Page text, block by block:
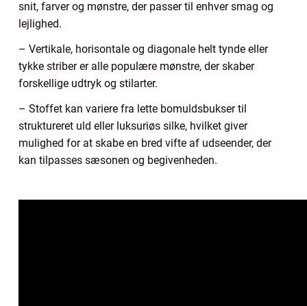
snit, farver og mønstre, der passer til enhver smag og
lejlighed.
– Vertikale, horisontale og diagonale helt tynde eller
tykke striber er alle populære mønstre, der skaber
forskellige udtryk og stilarter.
– Stoffet kan variere fra lette bomuldsbukser til
struktureret uld eller luksuriøs silke, hvilket giver
mulighed for at skabe en bred vifte af udseender, der
kan tilpasses sæsonen og begivenheden.